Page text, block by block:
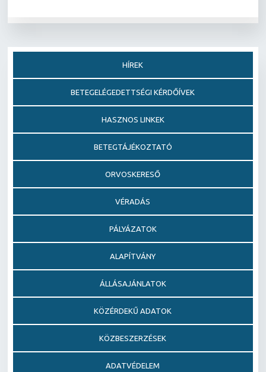
HÍREK
BETEGELÉGEDETTSÉGI KÉRDŐÍVEK
HASZNOS LINKEK
BETEGTÁJÉKOZTATÓ
ORVOSKERESŐ
VÉRADÁS
PÁLYÁZATOK
ALAPÍTVÁNY
ÁLLÁSAJÁNLATOK
KÖZÉRDEKŰ ADATOK
KÖZBESZERZÉSEK
ADATVÉDELEM